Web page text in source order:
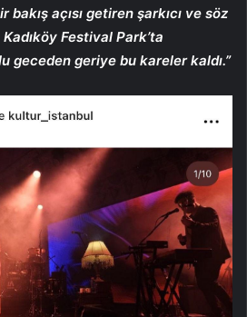
açısı getiren şarkıcı ve söz
Festival Park’ta
geceden geriye bu kareler kaldı.”